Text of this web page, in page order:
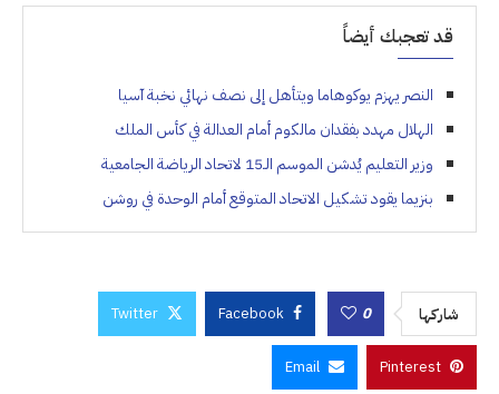
قد تعجبك أيضاً
النصر يهزم يوكوهاما ويتأهل إلى نصف نهائي نخبة آسيا
الهلال مهدد بفقدان مالكوم أمام العدالة في كأس الملك
وزير التعليم يُدشن الموسم الـ15 لاتحاد الرياضة الجامعية
بنزيما يقود تشكيل الاتحاد المتوقع أمام الوحدة في روشن
شاركها 0
Facebook
Twitter
Pinterest
Email